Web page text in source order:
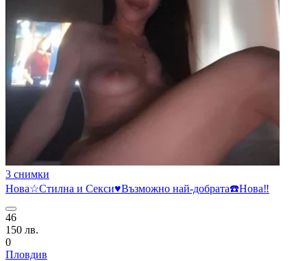
3 снимки
Нова☆Стилна и Секси♥️Възможно най-добрата☎️Нова‼️
46
150 лв.
0
Пловдив